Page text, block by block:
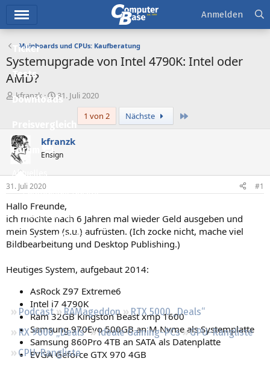
Ticker
Tests
Downloads
Forum
Aktuelles
Empfohlene Inhalte
Neue Beiträge
Neueste Aktivitäten
Podcast RAMageddon
RTX 5000 „Deals“
RX 9000 „Deals“
Ideale Gaming-PCs
GPU-Rangliste
CPU-Rangliste
Anmelden
Mainboards und CPUs: Kaufberatung
Systemupgrade von Intel 4790K: Intel oder
AMD?
E
t
e
l
l
e
kfranzk
E
t
e
l
m
31. Juli 2020
1 von 2
Nächste
kfranzk
Ensign
31. Juli 2020 #1
Hallo Freunde,
ich möchte nach 6 Jahren mal wieder Geld ausgeben und
mein System (s.u.) aufrüsten. (Ich zocke nicht, mache viel
Bildbearbeitung und Desktop Publishing.)
Heutiges System, aufgebaut 2014:
AsRock Z97 Extreme6
Intel i7 4790K
Ram 32GB Kingston Beast xmp 1600
Samsung 970Evo 500GB an M Nvme als Systemplatte
Samsung 860Pro 4TB an SATA als Datenplatte
EVGA Geforce GTX 970 4GB